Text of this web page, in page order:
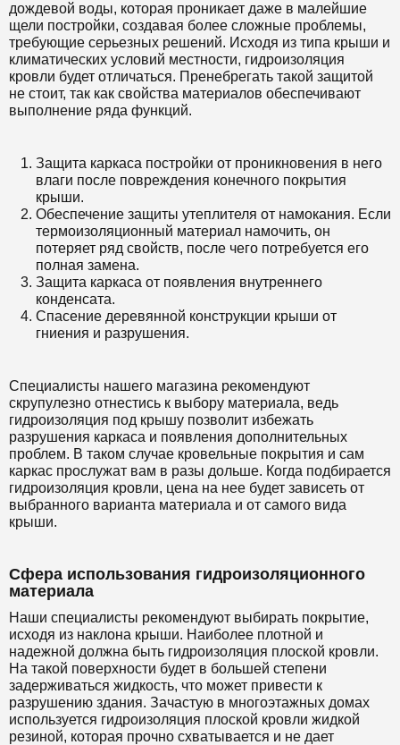
дождевой воды, которая проникает даже в малейшие
щели постройки, создавая более сложные проблемы,
требующие серьезных решений. Исходя из типа крыши и
климатических условий местности, гидроизоляция
кровли будет отличаться. Пренебрегать такой защитой
не стоит, так как свойства материалов обеспечивают
выполнение ряда функций.
Защита каркаса постройки от проникновения в него
влаги после повреждения конечного покрытия
крыши.
Обеспечение защиты утеплителя от намокания. Если
термоизоляционный материал намочить, он
потеряет ряд свойств, после чего потребуется его
полная замена.
Защита каркаса от появления внутреннего
конденсата.
Спасение деревянной конструкции крыши от
гниения и разрушения.
Специалисты нашего магазина рекомендуют
скрупулезно отнестись к выбору материала, ведь
гидроизоляция под крышу позволит избежать
разрушения каркаса и появления дополнительных
проблем. В таком случае кровельные покрытия и сам
каркас прослужат вам в разы дольше. Когда подбирается
гидроизоляция кровли, цена на нее будет зависеть от
выбранного варианта материала и от самого вида
крыши.
Сфера использования гидроизоляционного
материала
Наши специалисты рекомендуют выбирать покрытие,
исходя из наклона крыши. Наиболее плотной и
надежной должна быть гидроизоляция плоской кровли.
На такой поверхности будет в большей степени
задерживаться жидкость, что может привести к
разрушению здания. Зачастую в многоэтажных домах
используется гидроизоляция плоской кровли жидкой
резиной, которая прочно схватывается и не дает